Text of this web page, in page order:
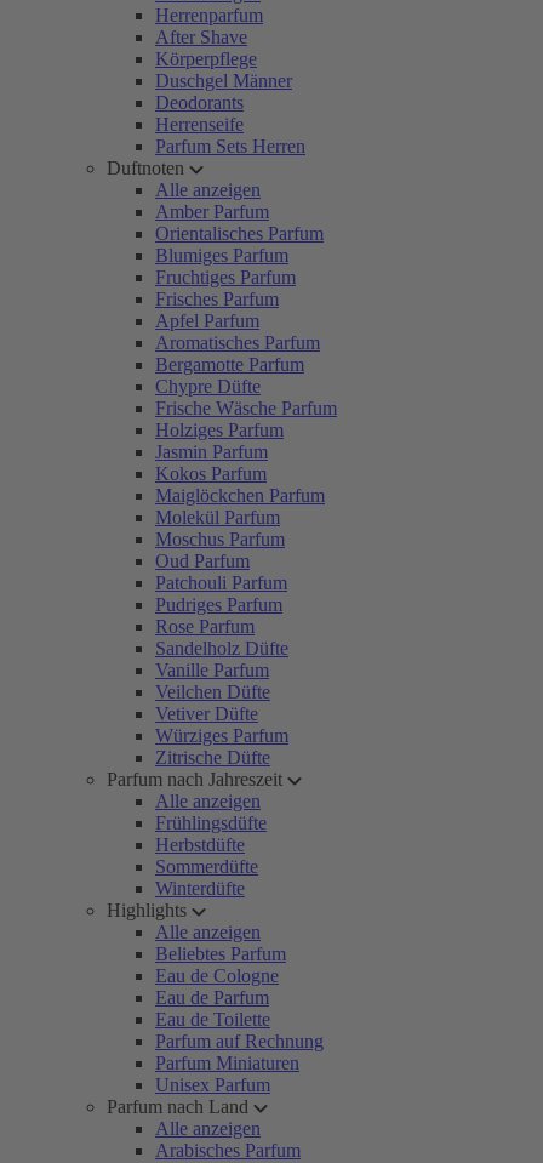
Herrenparfum
After Shave
Körperpflege
Duschgel Männer
Deodorants
Herrenseife
Parfum Sets Herren
Duftnoten
Alle anzeigen
Amber Parfum
Orientalisches Parfum
Blumiges Parfum
Fruchtiges Parfum
Frisches Parfum
Apfel Parfum
Aromatisches Parfum
Bergamotte Parfum
Chypre Düfte
Frische Wäsche Parfum
Holziges Parfum
Jasmin Parfum
Kokos Parfum
Maiglöckchen Parfum
Molekül Parfum
Moschus Parfum
Oud Parfum
Patchouli Parfum
Pudriges Parfum
Rose Parfum
Sandelholz Düfte
Vanille Parfum
Veilchen Düfte
Vetiver Düfte
Würziges Parfum
Zitrische Düfte
Parfum nach Jahreszeit
Alle anzeigen
Frühlingsdüfte
Herbstdüfte
Sommerdüfte
Winterdüfte
Highlights
Alle anzeigen
Beliebtes Parfum
Eau de Cologne
Eau de Parfum
Eau de Toilette
Parfum auf Rechnung
Parfum Miniaturen
Unisex Parfum
Parfum nach Land
Alle anzeigen
Arabisches Parfum